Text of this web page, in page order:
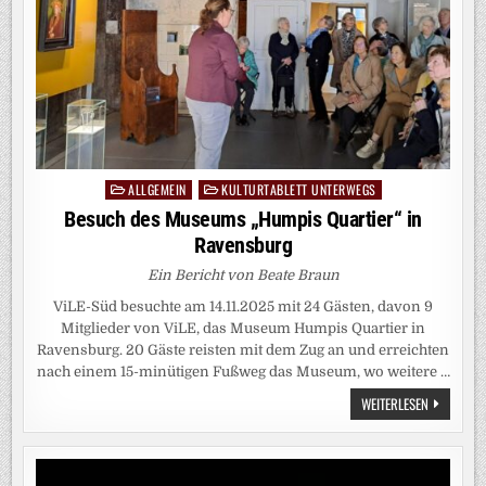
Posted
in
ALLGEMEIN KULTURTABLETT UNTERWEGS
Besuch des Museums „Humpis Quartier“ in
Ravensburg
Ein Bericht von Beate Braun
ViLE-Süd besuchte am 14.11.2025 mit 24 Gästen, davon 9
Mitglieder von ViLE, das Museum Humpis Quartier in
Ravensburg. 20 Gäste reisten mit dem Zug an und erreichten
nach einem 15-minütigen Fußweg das Museum, wo weitere …
WEITERLESENBESUCH
DES
MUSEUMS
„HUMPIS
QUARTIER“